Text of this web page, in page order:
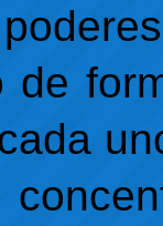
de